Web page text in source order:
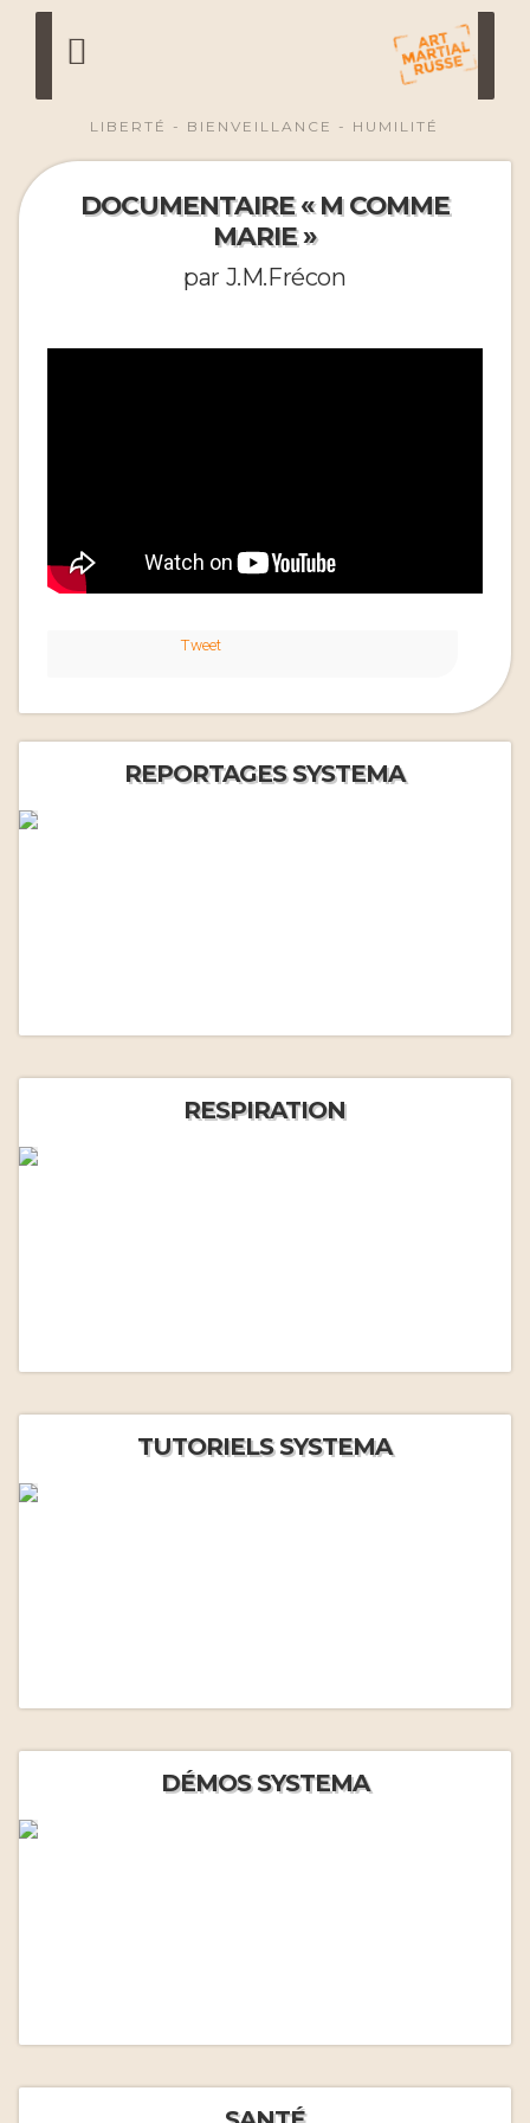
LIBERTÉ - BIENVEILLANCE - HUMILITÉ
DOCUMENTAIRE « M COMME
MARIE »
par J.M.Frécon
Tweet
REPORTAGES SYSTEMA
RESPIRATION
TUTORIELS SYSTEMA
DÉMOS SYSTEMA